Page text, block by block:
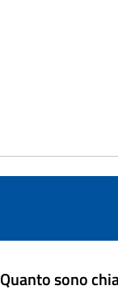
Quanto sono